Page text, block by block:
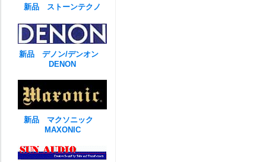
新品 ストーンテクノ
新品 デノン/デンオン
DENON
新品 マクソニック
MAXONIC